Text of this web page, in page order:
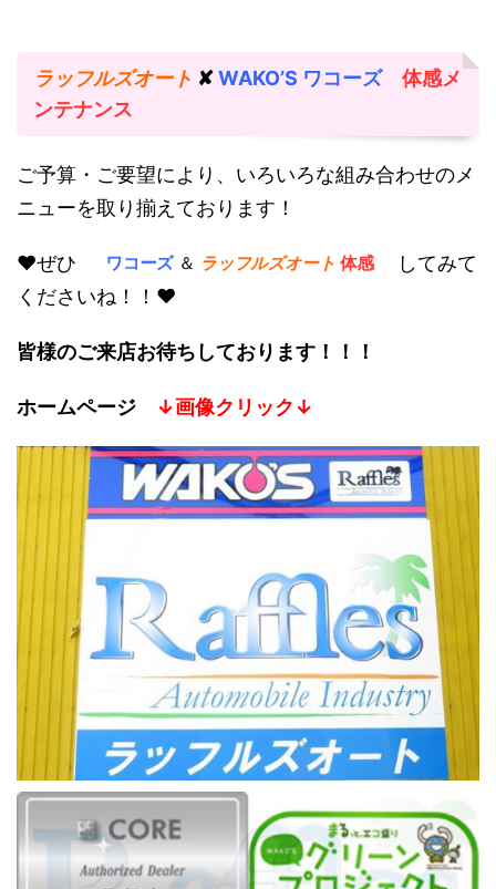
ラッフルズオート ✘WAKO’S ワコーズ 体感メ
ンテナンス
ご予算・ご要望により、いろいろな組み合わせのメ
ニューを取り揃えております！
♥ぜひ ワコーズ＆ラッフルズオート 体感 してみて
くださいね！！♥
皆様のご来店お待ちしております！！！
ホームページ ↓画像クリック↓